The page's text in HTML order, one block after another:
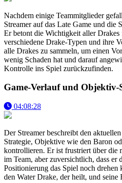
Nachdem einige Teammitglieder
Streamer auf das Late Game und die
Er betont die Wichtigkeit aller Drakes
verschiedene Drake-Typen und ihre
alle Drakes zu sammeln, um einen
wenig Schaden hat und darauf
Kontrolle ins Spiel zurückzufinden.
Game-Verlauf und Objektiv-
04:08:28
Der Streamer beschreibt den
Strategie, Objektive wie den Baron
kontrollieren. Er ist frustriert über die
im Team, aber zuversichtlich, dass er
Positionierung das Spiel noch drehen
den Water Drake, der heilt, und seine